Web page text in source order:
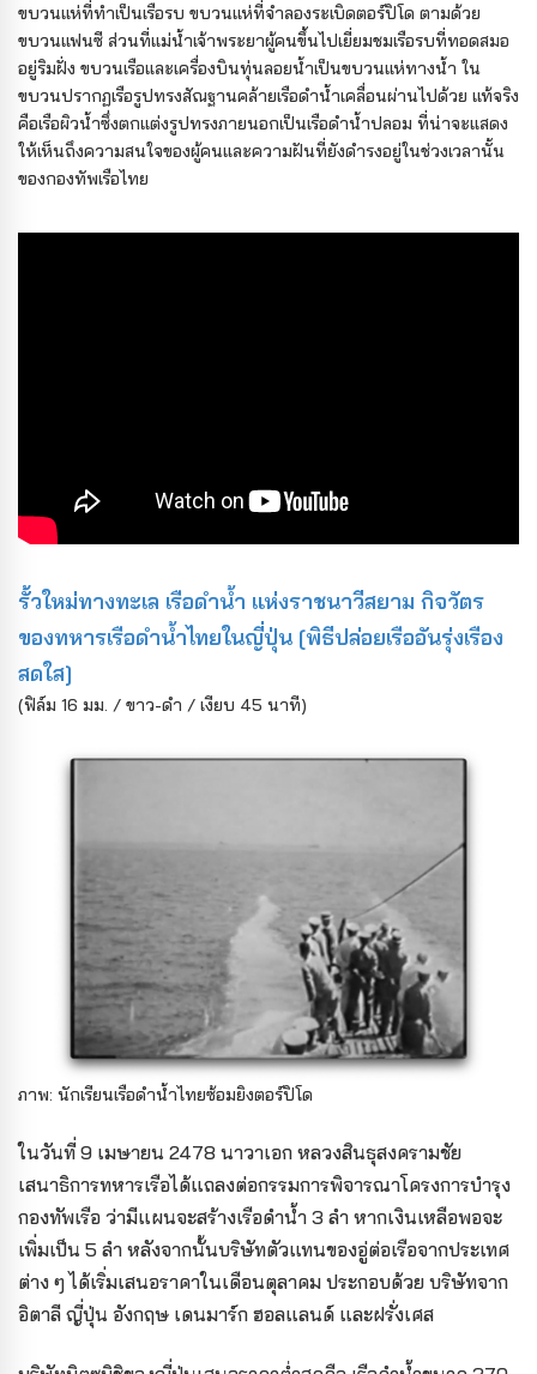
ขบวนแห่ที่ทำเป็นเรือรบ ขบวนแห่ที่จำลองระเบิดตอร์ปิโด ตามด้วย
ขบวนแฟนซี ส่วนที่แม่น้ำเจ้าพระยาผู้คนขึ้นไปเยี่ยมชมเรือรบที่ทอดสมอ
อยู่ริมฝั่ง ขบวนเรือและเครื่องบินทุ่นลอยน้ำเป็นขบวนแห่ทางน้ำ ใน
ขบวนปรากฏเรือรูปทรงสัณฐานคล้ายเรือดำน้ำเคลื่อนผ่านไปด้วย แท้จริง
คือเรือผิวน้ำซึ่งตกแต่งรูปทรงภายนอกเป็นเรือดำน้ำปลอม ที่น่าจะแสดง
ให้เห็นถึงความสนใจของผู้คนและความฝันที่ยังดำรงอยู่ในช่วงเวลานั้น
ของกองทัพเรือไทย
รั้วใหม่ทางทะเล เรือดำน้ำ แห่งราชนาวีสยาม กิจวัตร
ของทหารเรือดำน้ำไทยในญี่ปุ่น [พิธีปล่อยเรืออันรุ่งเรือง
สดใส]
(ฟิล์ม 16 มม. / ขาว-ดำ / เงียบ 45 นาที)
ภาพ: นักเรียนเรือดำน้ำไทยซ้อมยิงตอร์ปิโด
ในวันที่ 9 เมษายน 2478 นาวาเอก หลวงสินธุสงครามชัย
เสนาธิการทหารเรือได้แถลงต่อกรรมการพิจารณาโครงการบำรุง
กองทัพเรือ ว่ามีแผนจะสร้างเรือดำน้ำ 3 ลำ หากเงินเหลือพอจะ
เพิ่มเป็น 5 ลำ หลังจากนั้นบริษัทตัวแทนของอู่ต่อเรือจากประเทศ
ต่าง ๆ ได้เริ่มเสนอราคาในเดือนตุลาคม ประกอบด้วย บริษัทจาก
อิตาลี ญี่ปุ่น อังกฤษ เดนมาร์ก ฮอลแลนด์ และฝรั่งเศส